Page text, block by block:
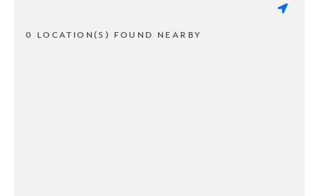
0 LOCATION(S) FOUND NEARBY